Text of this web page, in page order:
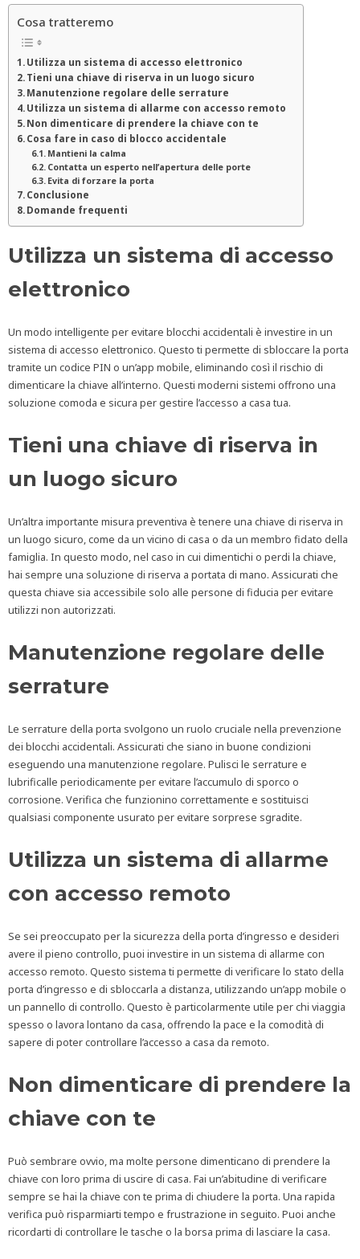
Cosa tratteremo
Utilizza un sistema di accesso elettronico
Tieni una chiave di riserva in un luogo sicuro
Manutenzione regolare delle serrature
Utilizza un sistema di allarme con accesso remoto
Non dimenticare di prendere la chiave con te
Cosa fare in caso di blocco accidentale
Mantieni la calma
Contatta un esperto nell’apertura delle porte
Evita di forzare la porta
Conclusione
Domande frequenti
Utilizza un sistema di accesso
elettronico
Un modo intelligente per evitare blocchi accidentali è investire in un
sistema di accesso elettronico. Questo ti permette di sbloccare la porta
tramite un codice PIN o un’app mobile, eliminando così il rischio di
dimenticare la chiave all’interno. Questi moderni sistemi offrono una
soluzione comoda e sicura per gestire l’accesso a casa tua.
Tieni una chiave di riserva in
un luogo sicuro
Un’altra importante misura preventiva è tenere una chiave di riserva in
un luogo sicuro, come da un vicino di casa o da un membro fidato della
famiglia. In questo modo, nel caso in cui dimentichi o perdi la chiave,
hai sempre una soluzione di riserva a portata di mano. Assicurati che
questa chiave sia accessibile solo alle persone di fiducia per evitare
utilizzi non autorizzati.
Manutenzione regolare delle
serrature
Le serrature della porta svolgono un ruolo cruciale nella prevenzione
dei blocchi accidentali. Assicurati che siano in buone condizioni
eseguendo una manutenzione regolare. Pulisci le serrature e
lubrificalle periodicamente per evitare l’accumulo di sporco o
corrosione. Verifica che funzionino correttamente e sostituisci
qualsiasi componente usurato per evitare sorprese sgradite.
Utilizza un sistema di allarme
con accesso remoto
Se sei preoccupato per la sicurezza della porta d’ingresso e desideri
avere il pieno controllo, puoi investire in un sistema di allarme con
accesso remoto. Questo sistema ti permette di verificare lo stato della
porta d’ingresso e di sbloccarla a distanza, utilizzando un’app mobile o
un pannello di controllo. Questo è particolarmente utile per chi viaggia
spesso o lavora lontano da casa, offrendo la pace e la comodità di
sapere di poter controllare l’accesso a casa da remoto.
Non dimenticare di prendere la
chiave con te
Può sembrare ovvio, ma molte persone dimenticano di prendere la
chiave con loro prima di uscire di casa. Fai un’abitudine di verificare
sempre se hai la chiave con te prima di chiudere la porta. Una rapida
verifica può risparmiarti tempo e frustrazione in seguito. Puoi anche
ricordarti di controllare le tasche o la borsa prima di lasciare la casa.